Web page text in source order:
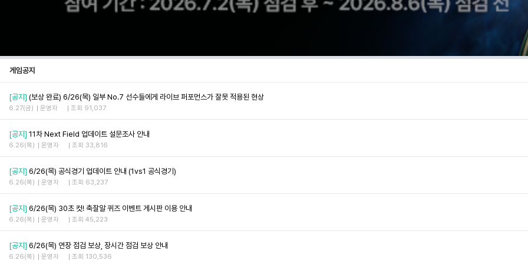
게임공지
[공지] (보상 완료) 6/26(목) 일부 No.7 선수들에게 라이브 퍼포먼스가 잘못 적용된 현상
6.27(금) 운영자 조회 91,037
[공지] 11차 Next Field 업데이트 설문조사 안내
6.26(목) 운영자 조회 33,816
[공지] 6/26(목) 공식경기 업데이트 안내 (1vs1 공식경기)
6.26(목) 운영자 조회 63,237
[공지] 6/26(목) 30초 컷! 축잘알 퀴즈 이벤트 게시판 이용 안내
6.26(목) 운영자 조회 45,223
[공지] 6/26(목) 연장 점검 보상, 장시간 점검 보상 안내
6.26(목) 운영자 조회 130,536